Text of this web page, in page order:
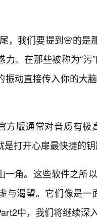
，我们要提到🌸的是
力。在那些被称为“
振动直接传入你的大
方版通常对音质有
打开心扉最快捷的钥
一角。这些软件之所
与渴望。它们像是
中，我们将继续深